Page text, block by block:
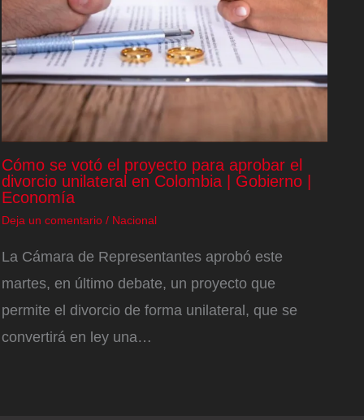
Cómo se votó el proyecto para aprobar el
divorcio unilateral en Colombia | Gobierno |
Economía
Deja un comentario / Nacional
La Cámara de Representantes aprobó este
martes, en último debate, un proyecto que
permite el divorcio de forma unilateral, que se
convertirá en ley una…